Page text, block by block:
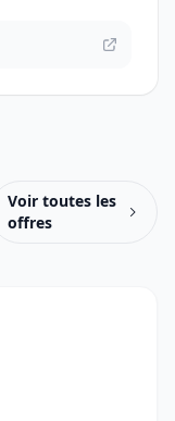
Voir toutes les
offres